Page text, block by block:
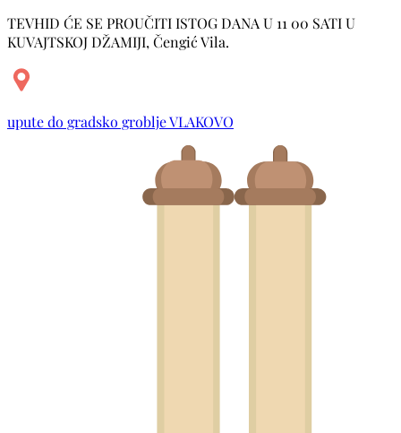
TEVHID ĆE SE PROUČITI ISTOG DANA U 11 00 SATI U
KUVAJTSKOJ DŽAMIJI, Čengić Vila.
upute do gradsko groblje VLAKOVO